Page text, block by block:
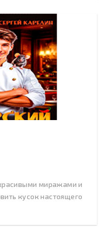
миражами и
кусок настоящего